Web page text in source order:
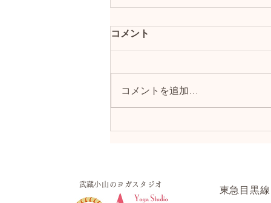
コメント
コメントを追加…
​武蔵小山のヨガスタジオ ​東急目黒線